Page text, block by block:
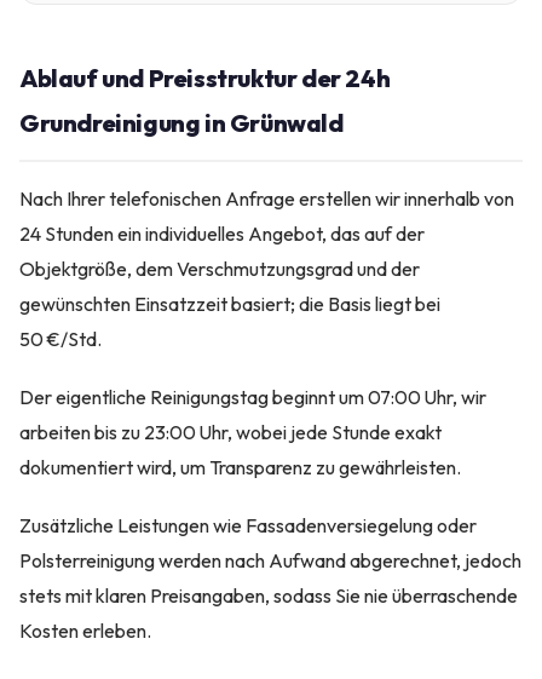
Ablauf und Preisstruktur der 24h
Grundreinigung in Grünwald
Nach Ihrer telefonischen Anfrage erstellen wir innerhalb von
24 Stunden ein individuelles Angebot, das auf der
Objektgröße, dem Verschmutzungsgrad und der
gewünschten Einsatzzeit basiert; die Basis liegt bei
50 €/Std.
Der eigentliche Reinigungstag beginnt um 07:00 Uhr, wir
arbeiten bis zu 23:00 Uhr, wobei jede Stunde exakt
dokumentiert wird, um Transparenz zu gewährleisten.
Zusätzliche Leistungen wie Fassadenversiegelung oder
Polsterreinigung werden nach Aufwand abgerechnet, jedoch
stets mit klaren Preisangaben, sodass Sie nie überraschende
Kosten erleben.